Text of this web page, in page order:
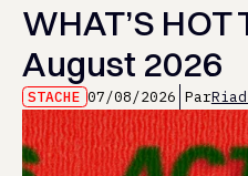
WHAT’S HOT
August 2026
STACHE 07/08/2026 Par